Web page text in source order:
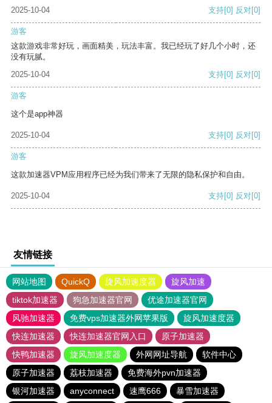
2025-10-04
支持[0] 反对[0]
游客
这款游戏非常好玩，画面精美，玩法丰富。我已经玩了好几个小时，还
没有玩腻。
2025-10-04
支持[0] 反对[0]
游客
这个是app神器
2025-10-04 支持[0] 反对[0]
游客
这款加速器VPM应用程序已经为我们带来了无限的隐私保护和自由。
2025-10-04 支持[0] 反对[0]
友情链接
网站地图 QuickQ 旋风加速度器
旋风加速
tiktok加速器
狗急加速器官网
优途加速器官网
风驰加速器
免费vps加速器外网苹果版
旋风加速度器
快连加速器
快连加速器官网入口
原子加速器
快鸭加速器
旋风加速度器 外网网址导航
软件中心
原子加速器
荔枝加速器
免费海外pvn加速器
银河加速器
anyconnect 速鹰666 暴雪加速器